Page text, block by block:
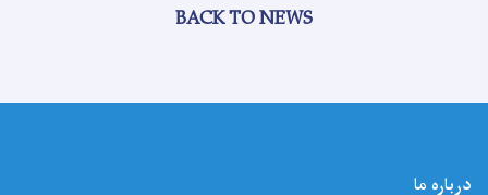
BACK TO NEWS
درباره ما